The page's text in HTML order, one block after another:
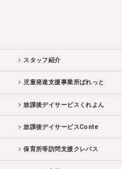
スタッフ紹介
児童発達支援事業所ぱれっと
放課後デイサービスくれよん
放課後デイサービスConte
保育所等訪問支援クレパス